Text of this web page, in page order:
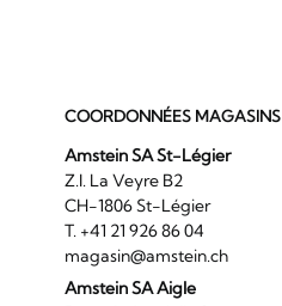
COORDONNÉES MAGASINS
Amstein SA St-Légier
Z.I. La Veyre B2
CH-1806 St-Légier
T. +41 21 926 86 04
magasin@amstein.ch
Amstein SA Aigle